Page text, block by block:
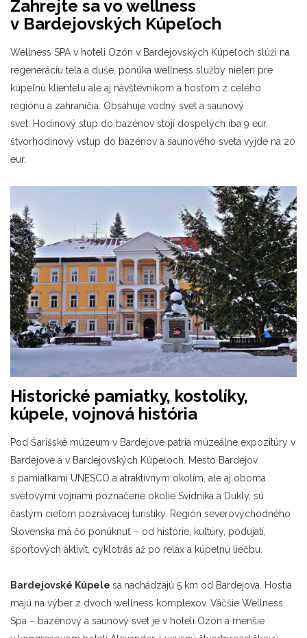
Zahrejte sa vo wellness
v Bardejovských Kúpeľoch
Wellness SPA v hoteli Ozón v Bardejovských Kúpeľoch slúži na
regeneráciu tela a duše, ponúka wellness služby nielen pre
kúpeľnú klientelu ale aj návštevníkom a hosťom z celého
regiónu a zahraničia. Obsahuje vodný svet a saunový
svet. Hodinový stup do bazénov stojí dospelých iba 9 eur,
štvorhodinový vstup do bazénov a saunového sveta vyjde na 20
eur.
Historické pamiatky, kostolíky,
kúpele, vojnová história
Pod Šarišské múzeum v Bardejove patria múzeálne expozitúry v
Bardejove a v Bardejovských Kúpeľoch. Mesto Bardejov
s pamiatkami UNESCO a atraktívnym okolím, ale aj oboma
svetovými vojnami poznačené okolie Svidníka a Dukly, sú
častým cieľom poznávacej turistiky. Región severovýchodného
Slovenska má čo ponúknuť – od histórie, kultúry, podujatí,
športových aktivít, cyklotrás až po relax a kúpeľnú liečbu.
Bardejovské Kúpele sa nachádzajú 5 km od Bardejova. Hostia
majú na výber z dvoch wellness komplexov. Väčšie Wellness
Spa – bazénový a saunový svet je v hoteli Ozón a menšie